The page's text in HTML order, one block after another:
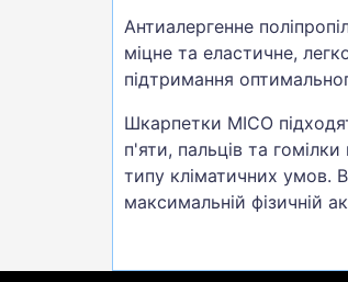
Антиалергенне
міцне та еластичне,
підтримання
Шкарпетки MICO
п'яти, пальців та
типу кліматичних умов.
максимальній фізичній